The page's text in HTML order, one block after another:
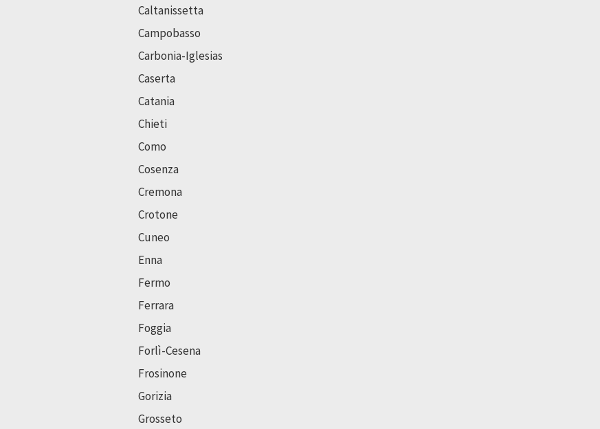
Caltanissetta
Campobasso
Carbonia-Iglesias
Caserta
Catania
Chieti
Como
Cosenza
Cremona
Crotone
Cuneo
Enna
Fermo
Ferrara
Foggia
Forlì-Cesena
Frosinone
Gorizia
Grosseto